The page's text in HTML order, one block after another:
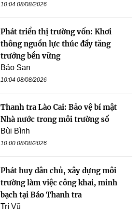
10:04 08/08/2026
Phát triển thị trường vốn: Khơi
thông nguồn lực thúc đẩy tăng
trưởng bền vững
Bảo San
10:04 08/08/2026
Thanh tra Lào Cai: Bảo vệ bí mật
Nhà nước trong môi trường số
Bùi Bình
10:00 08/08/2026
Phát huy dân chủ, xây dựng môi
trường làm việc công khai, minh
bạch tại Báo Thanh tra
Trí Vũ